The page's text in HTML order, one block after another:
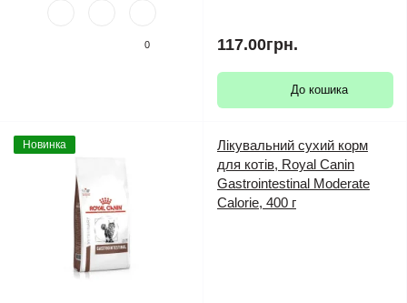
0 117.00грн.
До кошика
Новинка
Лікувальний сухий корм
для котів, Royal Canin
Gastrointestinal Moderate
Calorie, 400 г